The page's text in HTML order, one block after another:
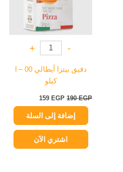
-
+
دقيق بيتزا أيطالي 00 – ا
كيلو
190EGP
159 EGP
إضافة إلى السلة
اشتري الآن